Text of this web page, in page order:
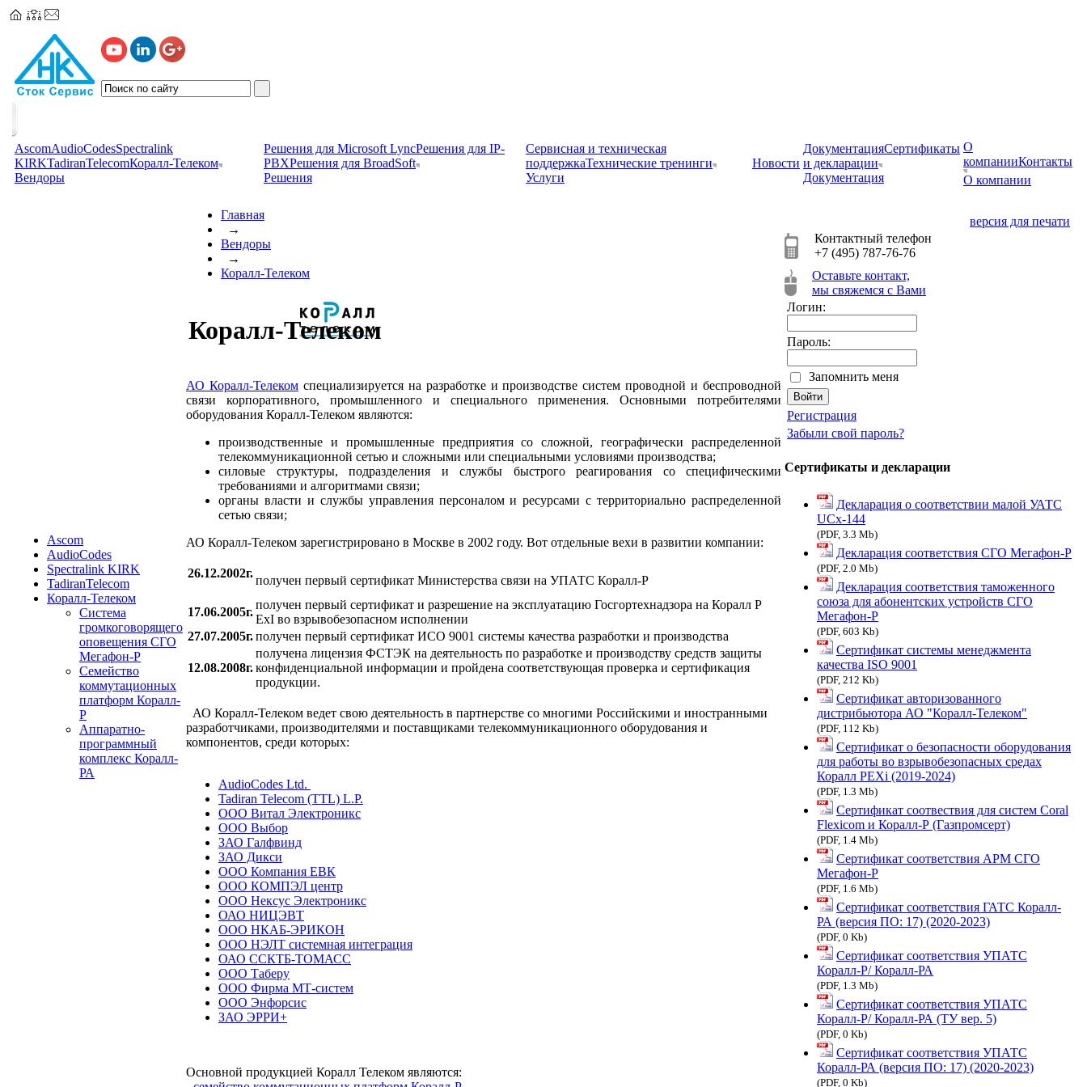
AscomAudioCodesSpectralink
KIRKTadiranTelecomКоралл-Телеком
Вендоры
Решения для Microsoft LyncРешения для IP-
PBXРешения для BroadSoft
Решения
Сервисная и техническая
поддержкаТехнические тренинги
Услуги
Новости
ДокументацияСертификаты
и декларации
Документация
О
компанииКонтакты
О компании
Ascom
AudioCodes
Spectralink KIRK
TadiranTelecom
Коралл-Телеком
Система
громкоговорящего
оповещения СГО
Мегафон-Р
Cемейство
коммутационных
платформ Коралл-
Р
Аппаратно-
программный
комплекс Коралл-
РА
Главная
→
Вендоры
→
Коралл-Телеком
Коралл-Телеком
АО Коралл-Телекомспециализируется на разработке и производстве систем проводной и беспроводной
связи корпоративного, промышленного и специального применения. Основными потребителями
оборудования Коралл-Телеком являются:
производственные и промышленные предприятия со сложной, географически распределенной
телекоммуникационной сетью и сложными или специальными условиями производства;
силовые структуры, подразделения и службы быстрого реагирования со специфическими
требованиями и алгоритмами связи;
органы власти и службы управления персоналом и ресурсами с территориально распределенной
сетью связи;
АО Коралл-Телеком зарегистрировано в Москве в 2002 году. Вот отдельные вехи в развитии компании:
26.12.2002г.
получен первый сертификат Министерства связи на УПАТС Коралл-Р
17.06.2005г.
получен первый сертификат и разрешение на эксплуатацию Госгортехнадзора на Коралл Р
ExI во взрывобезопасном исполнении
27.07.2005г.получен первый сертификат ИСО 9001 системы качества разработки и производства
12.08.2008г.
получена лицензия ФСТЭК на деятельность по разработке и производству средств защиты
конфиденциальной информации и пройдена соответствующая проверка и сертификация
продукции.
АО Коралл-Телеком ведет свою деятельность в партнерстве со многими Российскими и иностранными
разработчиками, производителями и поставщиками телекоммуникационного оборудования и
компонентов, среди которых:
AudioCodes Ltd.
Tadiran Telecom (TTL) L.P.
ООО Витал Электроникс
ООО Выбор
ЗАО Галфвинд
ЗАО Дикси
ООО Компания ЕВК
ООО КОМПЭЛ центр
ООО Нексус Электроникс
ОАО НИЦЭВТ
ООО НКАБ-ЭРИКОН
ООО НЭЛТ системная интеграция
ОАО ССКТБ-ТОМАСС
ООО Таберу
ООО Фирма МТ-систем
ООО Энфорсис
ЗАО ЭРРИ+
Основной продукцией Коралл Телеком являются:
версия для печати
Контактный телефон
+7 (495) 787-76-76
Оставьте контакт,
мы свяжемся с Вами
Логин:
Пароль:
Запомнить меня
Регистрация
Забыли свой пароль?
Сертификаты и декларации
Декларация о соответствии малой УАТС
UCx-144
(PDF, 3.3 Mb)
Декларация соответствия СГО Мегафон-Р
(PDF, 2.0 Mb)
Декларация соответствия таможенного
союза для абонентских устройств СГО
Мегафон-Р
(PDF, 603 Kb)
Сертификат cистемы менеджмента
качества ISO 9001
(PDF, 212 Kb)
Сертификат авторизованного
дистрибьютора АО "Коралл-Телеком"
(PDF, 112 Kb)
Сертификат о безопасности оборудования
для работы во взрывобезопасных средах
Коралл PEXi (2019-2024)
(PDF, 1.3 Mb)
Сертификат соотвествия для систем Coral
Flexicom и Коралл-Р (Газпромсерт)
(PDF, 1.4 Mb)
Сертификат соответствия АРМ СГО
Мегафон-Р
(PDF, 1.6 Mb)
Сертификат соответствия ГАТС Коралл-
РА (версия ПО: 17) (2020-2023)
(PDF, 0 Kb)
Сертификат соответствия УПАТС
Коралл-Р/ Коралл-РА
(PDF, 1.3 Mb)
Сертификат соответствия УПАТС
Коралл-Р/ Коралл-РА (ТУ вер. 5)
(PDF, 0 Kb)
Сертификат соответствия УПАТС
Коралл-РА (версия ПО: 17) (2020-2023)
(PDF, 0 Kb)